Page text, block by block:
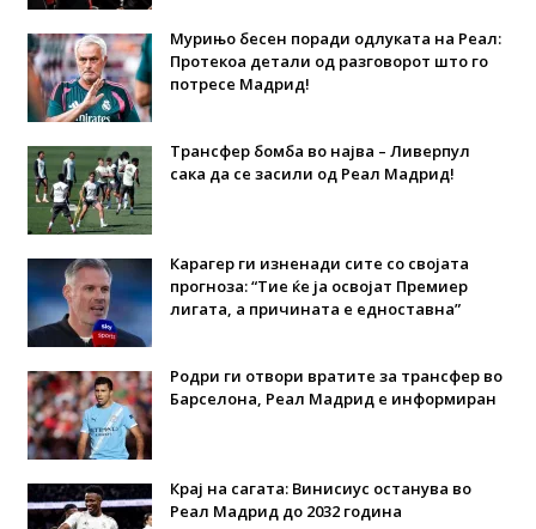
Мурињо бесен поради одлуката на Реал:
Протекоа детали од разговорот што го
потресе Мадрид!
Трансфер бомба во најва – Ливерпул
сака да се засили од Реал Мадрид!
Карагер ги изненади сите со својата
прогноза: “Тие ќе ја освојат Премиер
лигата, а причината е едноставна”
Родри ги отвори вратите за трансфер во
Барселона, Реал Мадрид е информиран
Крај на сагата: Винисиус останува во
Реал Мадрид до 2032 година